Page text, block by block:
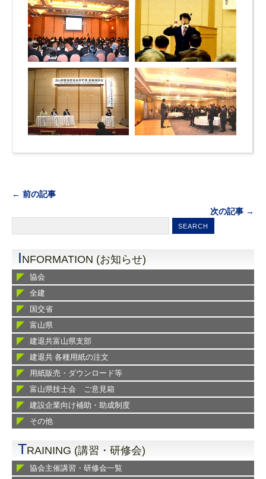
← 前の記事
次の記事 →
INFORMATION (お知らせ)
協会
全建
国交省
富山県
建退共富山県支部
建退共 各種用紙の注文
用紙販売・ダウンロード等
富山県技士会 ご意見箱
建設企業向け補助・助成制度
その他
TRAINING (講習・研修会)
協会主催講習・研修会一覧